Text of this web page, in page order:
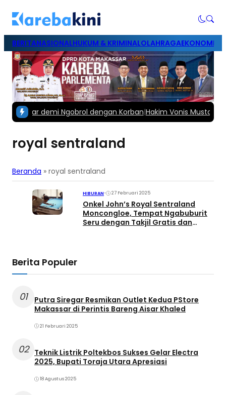
BERITANASIONALHUKUM & KRIMINALOLAHRAGAEKONOMI &
Pacar demi Ngobrol dengan Korban|Hakim Vonis Mustadir
royal sentraland
Beranda » royal sentraland
HIBURAN• 27 Februari 2025
Onkel John’s Royal Sentraland
Moncongloe, Tempat Ngabuburit
Seru dengan Takjil Gratis dan
Berita Populer
01
Putra Siregar Resmikan Outlet Kedua PStore
Makassar di Perintis Bareng Aisar Khaled
21 Februari 2025
02
Teknik Listrik Poltekbos Sukses Gelar Electra
2025, Bupati Toraja Utara Apresiasi
18 Agustus 2025